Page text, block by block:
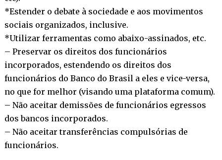
*Estender o debate à sociedade e aos movimentos
sociais organizados, inclusive.
*Utilizar ferramentas como abaixo-assinados, etc.
– Preservar os direitos dos funcionários
incorporados, estendendo os direitos dos
funcionários do Banco do Brasil a eles e vice-versa,
no que for melhor (visando uma plataforma comum).
– Não aceitar demissões de funcionários egressos
dos bancos incorporados.
– Não aceitar transferências compulsórias de
funcionários.